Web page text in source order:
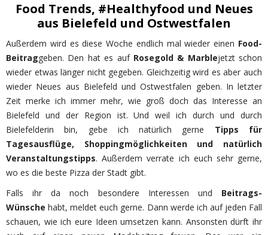
Food Trends, #Healthyfood und Neues
aus Bielefeld und Ostwestfalen
Außerdem wird es diese Woche endlich mal wieder einen Food-
Beitraggeben. Den hat es auf Rosegold & Marblejetzt schon
wieder etwas länger nicht gegeben. Gleichzeitig wird es aber auch
wieder Neues aus Bielefeld und Ostwestfalen geben. In letzter
Zeit merke ich immer mehr, wie groß doch das Interesse an
Bielefeld und der Region ist. Und weil ich durch und durch
Bielefelderin bin, gebe ich natürlich gerne Tipps für
Tagesausflüge, Shoppingmöglichkeiten und natürlich
Veranstaltungstipps. Außerdem verrate ich euch sehr gerne,
wo es die beste Pizza der Stadt gibt.
Falls ihr da noch besondere Interessen und Beitrags-
Wünschehabt, meldet euch gerne. Dann werde ich auf jeden Fall
schauen, wie ich eure Ideen umsetzen kann. Ansonsten dürft ihr